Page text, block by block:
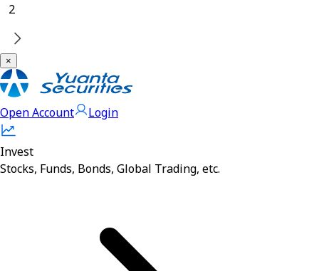
2
×
Open Account Login
Invest
Stocks, Funds, Bonds, Global Trading, etc.